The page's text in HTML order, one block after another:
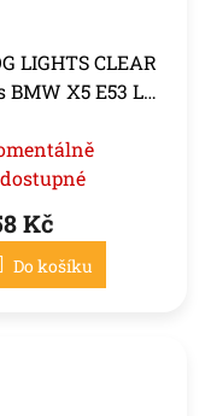
LIGHTS CLEAR
BMW X5 E53 LCI
Kč
Do košíku